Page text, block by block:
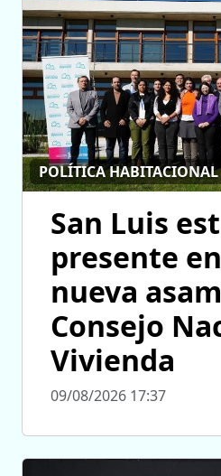
POLÍTICA HABITACIONAL
San Luis
presente
nueva
Consejo
Vivienda
09/08/2026 17:37